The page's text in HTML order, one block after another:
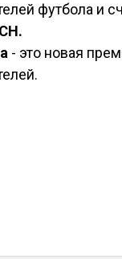
футбола и
- это новая